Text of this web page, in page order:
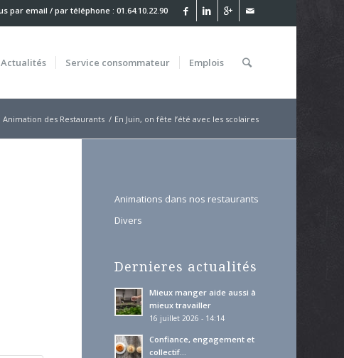
par email / par téléphone : 01.64.10.22.90
Actualités Service consommateur Emplois
Animation des Restaurants / En Juin, on fête l’été avec les scolaires
Animations dans nos restaurants
Divers
Dernieres actualités
Mieux manger aide aussi à
mieux travailler
16 juillet 2026 - 14:14
Confiance, engagement et
collectif…